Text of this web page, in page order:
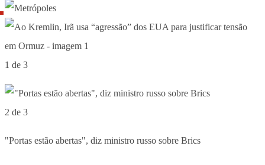
1 de 3
2 de 3
"Portas estão abertas", diz ministro russo sobre Brics